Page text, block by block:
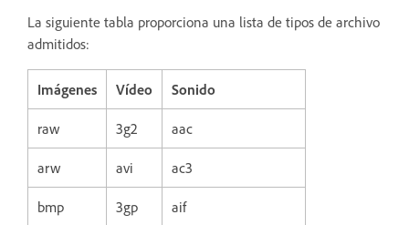
La siguiente tabla proporciona una lista de tipos de archivo
admitidos:
Imágenes Vídeo Sonido
raw 3g2 aac
arw avi ac3
bmp 3gp aif